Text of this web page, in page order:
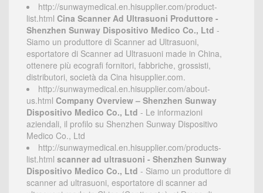
http://sunwaymedical.en.hisupplier.com/product-
list.html Cina Scanner Ad Ultrasuoni Produttore -
Shenzhen Sunway Dispositivo Medico Co., Ltd -
Siamo un produttore di Scanner ad Ultrasuoni,
esportatore di Scanner ad Ultrasuoni made in China,
ottenere più ecografi fornitori, fabbriche, grossisti,
distributori, società da Cina hisupplier.com.
http://sunwaymedical.en.hisupplier.com/about-
us.html Company Overview – Shenzhen Sunway
Dispositivo Medico Co., Ltd - Le informazioni
aziendali, il profilo su Shenzhen Sunway Dispositivo
Medico Co., Ltd
http://sunwaymedical.en.hisupplier.com/products-
list.html scanner ad ultrasuoni - Shenzhen Sunway
Dispositivo Medico Co., Ltd - Siamo un produttore di
scanner ad ultrasuoni, esportatore di scanner ad